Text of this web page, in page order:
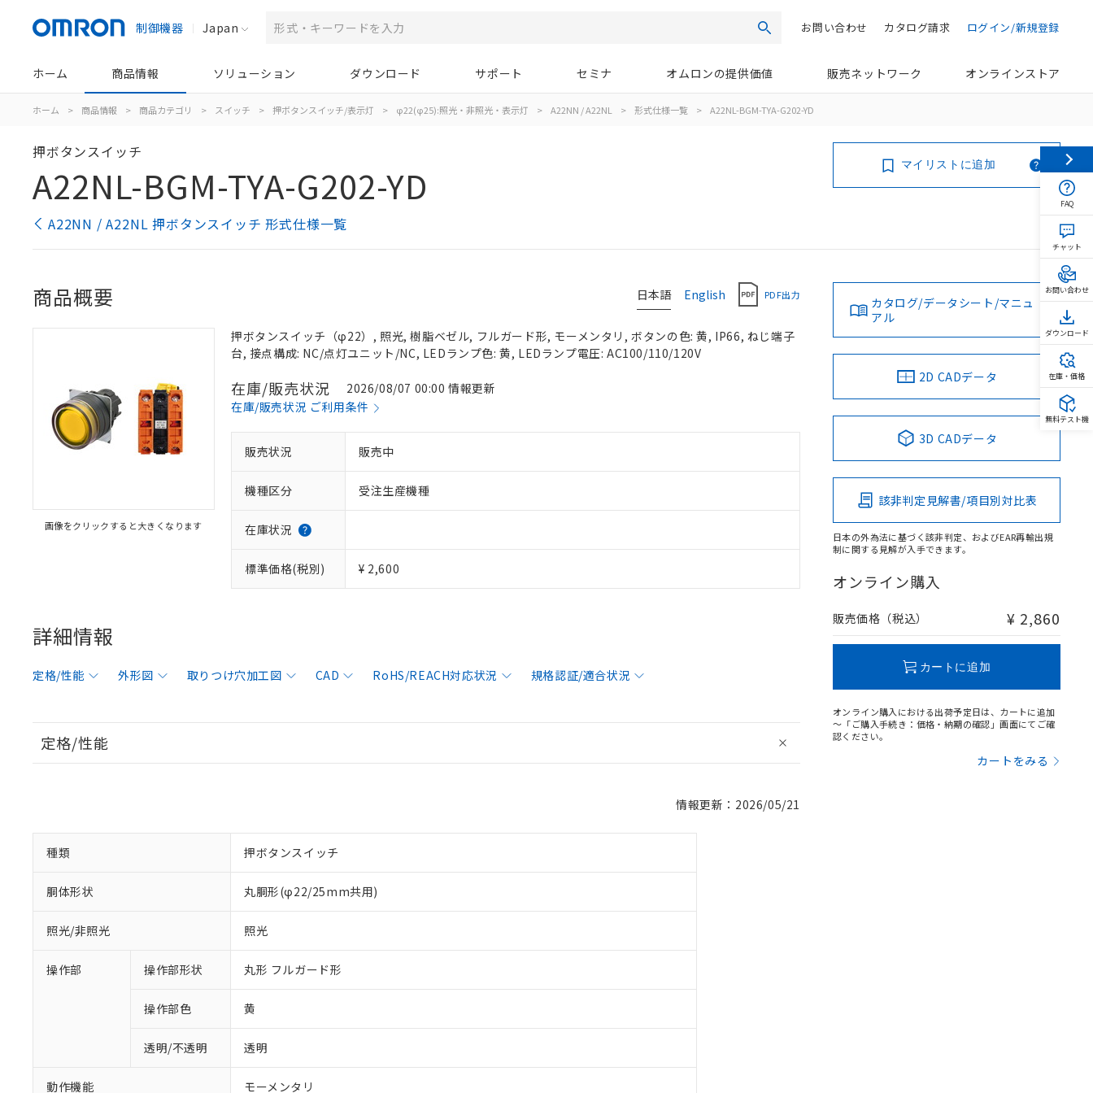
制御機器 Japan 検索 ログイン/新規登録
カタログ請求
お問い合わせ
ホーム 商品情報 ソリューション ダウンロード サポート セミナ オムロンの提供価値 販売ネットワーク オンラインストア
ホーム > 商品情報 > 商品カテゴリ > スイッチ > 押ボタンスイッチ/表示灯 > φ22(φ25):照光・非照光・表示灯 > A22NN / A22NL > 形式仕様一覧 > A22NL-BGM-TYA-G202-YD
押ボタンスイッチ
A22NL-BGM-TYA-G202-YD
A22NN / A22NL 押ボタンスイッチ 形式仕様一覧
マイリストに追加
日本語 English PDF出力
商品概要
画像をクリックすると大きくなります
押ボタンスイッチ（φ22）, 照光, 樹脂ベゼル, フルガード形, モーメンタリ, ボタンの色: 黄, IP66, ねじ端子
台, 接点構成: NC/点灯ユニット/NC, LEDランプ色: 黄, LEDランプ電圧: AC100/110/120V
在庫/販売状況
2026/08/07 00:00 情報更新
在庫/販売状況 ご利用条件
販売状況 販売中
機種区分 受注生産機種
在庫状況
標準価格(税別) ¥ 2,600
詳細情報
定格/性能 外形図 取りつけ穴加工図 CAD RoHS/REACH対応状況 規格認証/適合状況
定格/性能
情報更新：2026/05/21
種類 押ボタンスイッチ
胴体形状 丸胴形(φ22/25mm共用)
照光/非照光 照光
操作部 操作部形状 丸形 フルガード形
操作部色 黄
透明/不透明 透明
動作機能 モーメンタリ
カタログ/データシート/マニュ
アル
2D CADデータ
3D CADデータ
該非判定見解書/項目別対比表
日本の外為法に基づく該非判定、およびEAR再輸出規
制に関する見解が入手できます。
オンライン購入
販売価格（税込） ¥ 2,860
カートに追加
オンライン購入における出荷予定日は、カートに追加
～「ご購入手続き：価格・納期の確認」画面にてご確
認ください。
カートをみる
FAQ
チャット
お問い合わせ
ダウンロード
在庫・価格
無料テスト機